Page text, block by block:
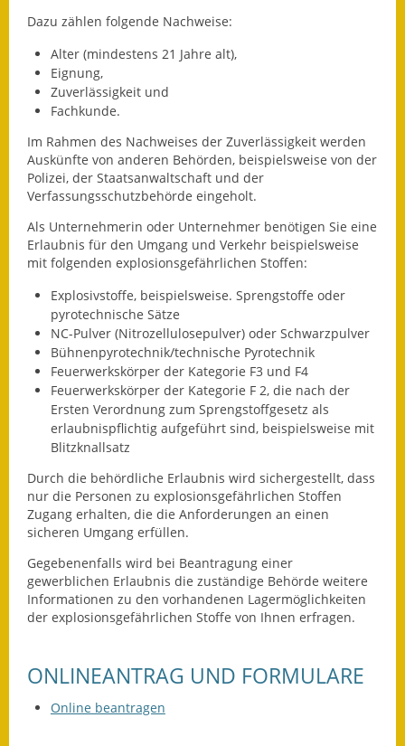
Bauhof Notzingen
Behördenadressen
Dienstleistungen
Formulare
Fundbehörde
Sitzungsberichte 2015
Sitzungsberichte 2016
Sitzungsberichte 2017
Sitzungsberichte 2018
Sitzungsberichte 2019
Sitzungsberichte 2020
Gemeindeverwaltung
Haushalt & Finanzen
Getrennte
Dazu zählen folgende Nachweise:
Alter (mindestens 21 Jahre alt),
Eignung,
Zuverlässigkeit und
Fachkunde.
Im Rahmen des Nachweises der Zuverlässigkeit werden
Auskünfte von anderen Behörden, beispielsweise von der
Polizei, der Staatsanwaltschaft und der
Verfassungsschutzbehörde eingeholt.
Als Unternehmerin oder Unternehmer benötigen Sie eine
Erlaubnis für den Umgang und Verkehr beispielsweise
mit folgenden explosionsgefährlichen Stoffen:
Explosivstoffe, beispielsweise. Sprengstoffe oder
pyrotechnische Sätze
NC-Pulver (Nitrozellulosepulver) oder Schwarzpulver
Bühnenpyrotechnik/technische Pyrotechnik
Feuerwerkskörper der Kategorie F3 und F4
Feuerwerkskörper der Kategorie F 2, die nach der
Ersten Verordnung zum Sprengstoffgesetz als
erlaubnispflichtig aufgeführt sind, beispielsweise mit
Blitzknallsatz
Durch die behördliche Erlaubnis wird sichergestellt, dass
nur die Personen zu explosionsgefährlichen Stoffen
Zugang erhalten, die die Anforderungen an einen
sicheren Umgang erfüllen.
Gegebenenfalls wird bei Beantragung einer
gewerblichen Erlaubnis die zuständige Behörde weitere
Informationen zu den vorhandenen Lagermöglichkeiten
der explosionsgefährlichen Stoffe von Ihnen erfragen.
ONLINEANTRAG UND FORMULARE
Online beantragen